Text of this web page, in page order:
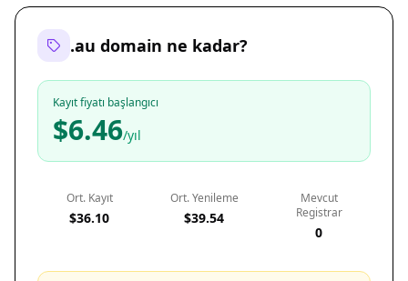
.au domain ne kadar?
Kayıt fiyatı başlangıcı
$6.46/yıl
Ort. Kayıt
$36.10
Ort. Yenileme
$39.54
Mevcut
Registrar
0